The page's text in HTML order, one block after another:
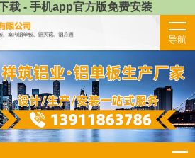
载 - 手机app官方版免费安装
导航